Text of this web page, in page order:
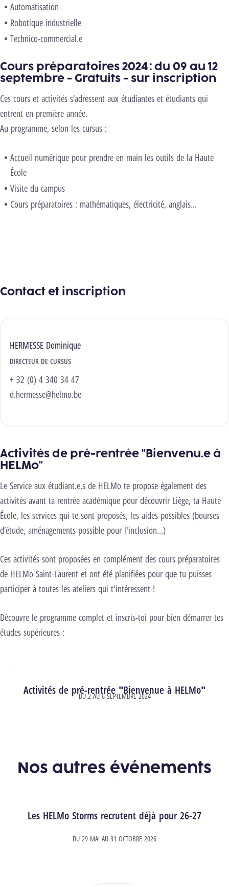
Automatisation
Robotique industrielle
Technico-commercial.e
Cours préparatoires 2024 : du 09 au 12
septembre - Gratuits - sur inscription
Ces cours et activités s’adressent aux étudiantes et étudiants qui
entrent en première année.
Au programme, selon les cursus :
Accueil numérique pour prendre en main les outils de la Haute
École
Visite du campus
Cours préparatoires : mathématiques, électricité, anglais...
Contact et inscription
HERMESSE Dominique
DIRECTEUR DE CURSUS
+ 32 (0) 4 340 34 47
d.hermesse@helmo.be
Activités de pré-rentrée "Bienvenu.e à
HELMo"
Le Service aux étudiant.e.s de HELMo te propose également des
activités avant ta rentrée académique pour découvrir Liège, ta Haute
École, les services qui te sont proposés, les aides possibles (bourses
d’étude, aménagements possible pour l'inclusion…)
Ces activités sont proposées en complément des cours préparatoires
de HELMo Saint-Laurent et ont été planifiées pour que tu puisses
participer à toutes les ateliers qui t'intéressent !
Découvre le programme complet et inscris-toi pour bien démarrer tes
études supérieures :
Activités de pré-rentrée "Bienvenue à HELMo"
DU 2AU6 SEPTEMBRE 2024
Nos autres événements
Les HELMo Storms recrutent déjà pour 26-27
DU 29 MAI AU 31 OCTOBRE 2026